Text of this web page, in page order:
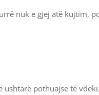
nuk e gjej atë kujtim,
ushtarë pothuajse të